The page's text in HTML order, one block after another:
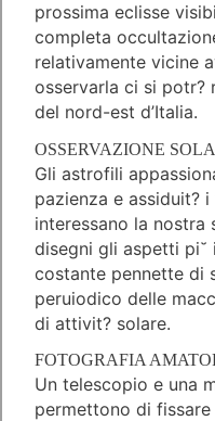
prossima eclisse
completa
relativamente vicine
osservarla ci si potr?
del nord-est d’Italia.
OSSERVAZIONE
Gli astrofili
pazienza e assiduit?
interessano la
disegni gli aspetti pi˘
costante pennette di
peruiodico delle
di attivit? solare.
FOTOGRAFIA
Un telescopio e una
permettono di